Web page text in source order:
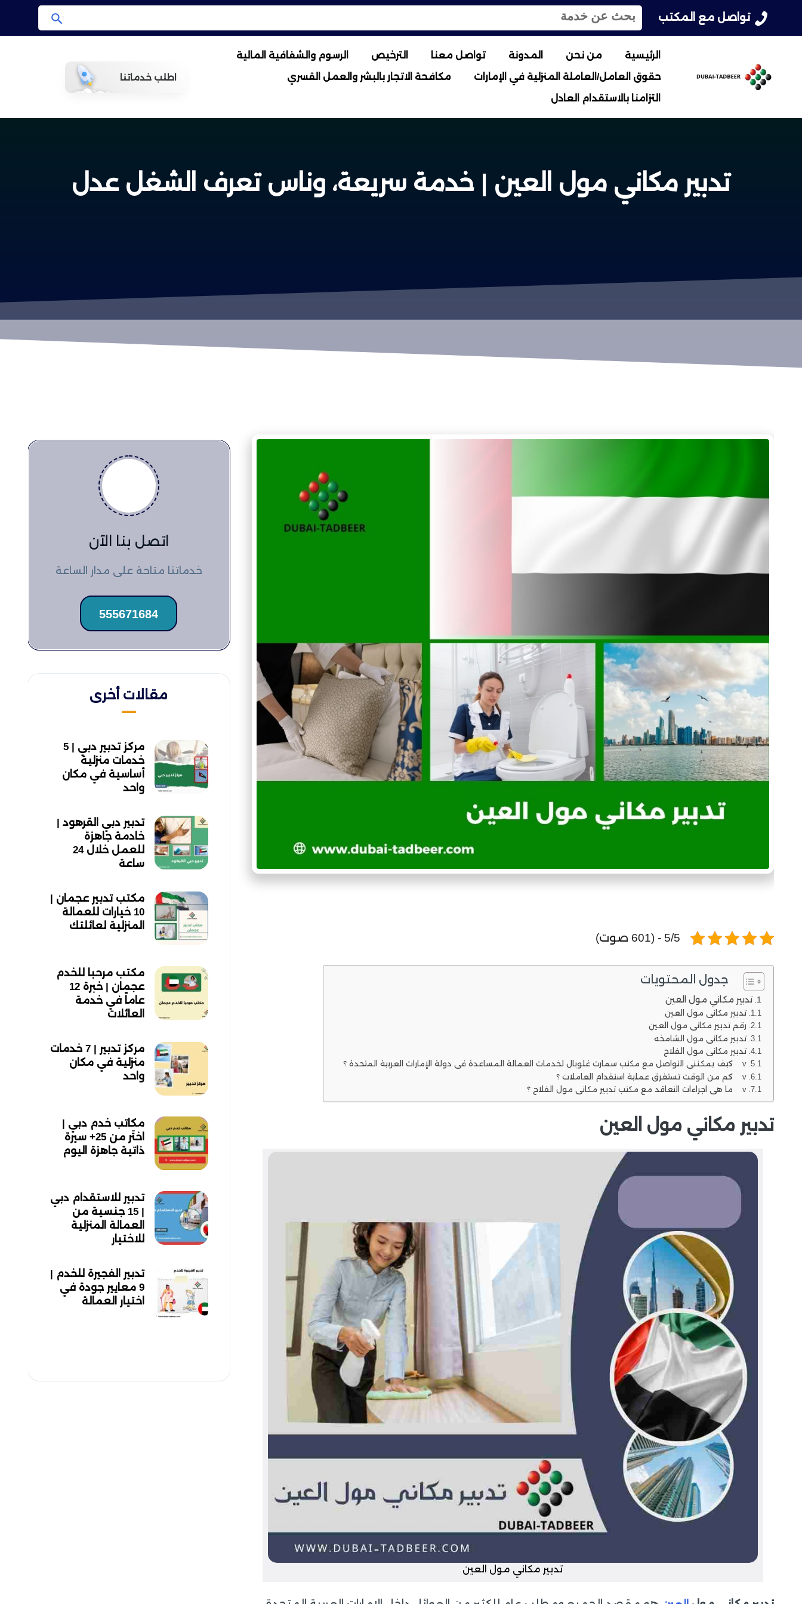
تواصل مع المكتب
ب
ح
ع
ن
:
ب
الرئيسية من نحن المدونة تواصل معنا الترخيص الرسوم والشفافية المالية
حقوق العامل/العاملة المنزلية في الإمارات مكافحة الاتجار بالبشر والعمل القسري
التزامنا بالاستقدام العادل
اطلب خدماتنا
تدبير مكاني مول العين | خدمة سريعة، وناس تعرف الشغل عدل
5/5 - (601 صوت)
جدول المحتويات
تدبير مكاني مول العين
تدبير مكاني مول العين
رقم تدبير مكاني مول العين
تدبير مكاني مول الشامخه
تدبير مكاني مول الفلاح
v كيف يمكنني التواصل مع مكتب سمارت غلوبال لخدمات العمالة المساعدة في دولة الإمارات العربية المتحدة ؟
v كم من الوقت تستغرق عملية استقدام العاملات ؟
v ما هي اجراءات التعاقد مع مكتب تدبير مكاني مول الفلاح ؟
تدبير مكاني مول العين
تدبير مكاني مول العين
اتصل بنا الآن
خدماتنا متاحة على مدار الساعة
555671684
مقالات أخرى
مركز تدبير دبي | 5
خدمات منزلية
أساسية في مكان
واحد
تدبير دبي القرهود |
خادمة جاهزة
للعمل خلال 24
ساعة
مكتب تدبير عجمان |
10 خيارات للعمالة
المنزلية لعائلتك
مكتب مرحبا للخدم
عجمان | خبرة 12
عاماً في خدمة
العائلات
مركز تدبير | 7 خدمات
منزلية في مكان
واحد
مكاتب خدم دبي |
اختَر من 25+ سيرة
ذاتية جاهزة اليوم
تدبير للاستقدام دبي
| 15 جنسية من
العمالة المنزلية
للاختيار
تدبير الفجيرة للخدم |
9 معايير جودة في
اختيار العمالة